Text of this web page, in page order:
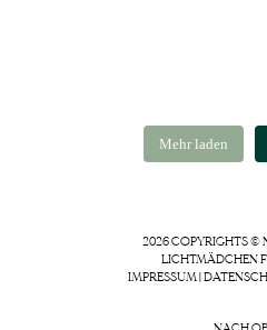
Mehr laden
2026 COPYRIGHTS ©
LICHTMÄDCHEN
IMPRESSUM|